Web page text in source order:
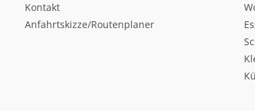
Kontakt
Anfahrtskizze/Routenplaner